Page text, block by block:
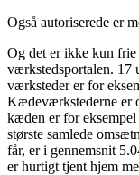
Også autoriserede er
Og det er ikke kun
værkstedsportalen. 17
værksteder er for
Kædeværkstederne er
kæden er for
største samlede
får, er i gennemsnit
er hurtigt tjent hjem